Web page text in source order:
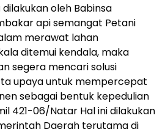
oleh Babinsa
api semangat Petani
merawat lahan
ditemui kendala, maka
segera mencari solusi
upaya untuk mempercepat
sebagai bentuk kepedulian
421-06/Natar Hal ini dilakukan
Daerah terutama di